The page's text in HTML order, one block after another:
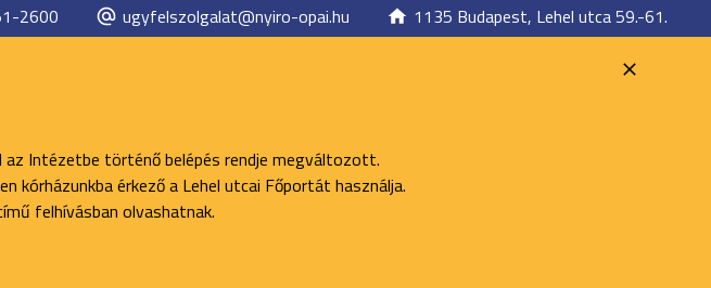
2600 ugyfelszolgalat@nyiro-opai.hu 1135 Budapest, Lehel utca 59.-61.
Intézetbe történő belépés rendje megváltozott.
kórházunkba érkező a Lehel utcai Főportát használja.
felhívásban olvashatnak.